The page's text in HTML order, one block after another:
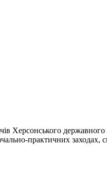
Херсонського державного
практичних заходах,